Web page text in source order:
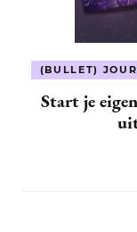
(BULLET)
Start je